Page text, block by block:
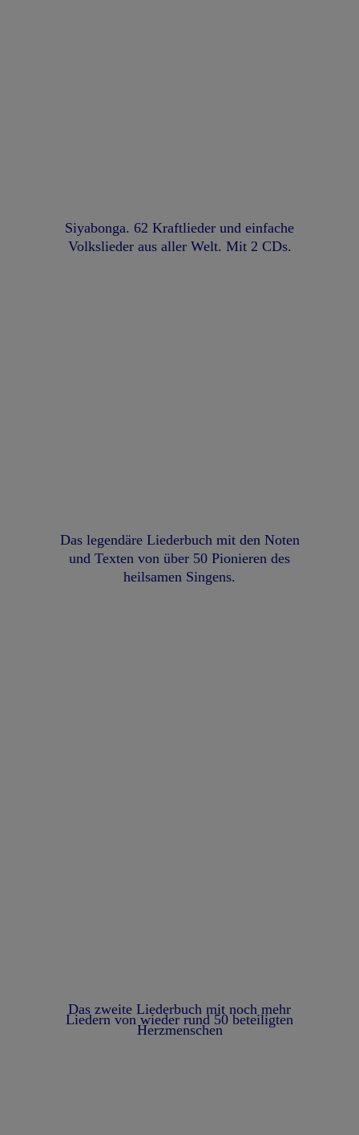
Siyabonga. 62 Kraftlieder und einfache
Volkslieder aus aller Welt. Mit 2 CDs.
Das legendäre Liederbuch mit den Noten
und Texten von über 50 Pionieren des
heilsamen Singens.
Das zweite Liederbuch mit noch mehr
Liedern von wieder rund 50 beteiligten
Herzmenschen